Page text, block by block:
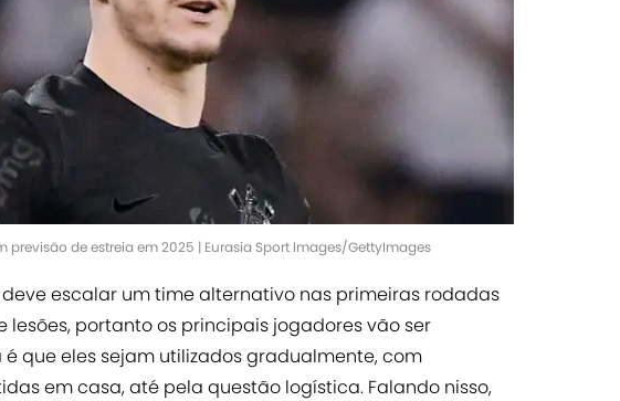
previsão de estreia em 2025 | Eurasia Sport Images/GettyImages
deve escalar um time alternativo nas primeiras rodadas
lesões, portanto os principais jogadores vão ser
que eles sejam utilizados gradualmente, com
em casa, até pela questão logística. Falando nisso,